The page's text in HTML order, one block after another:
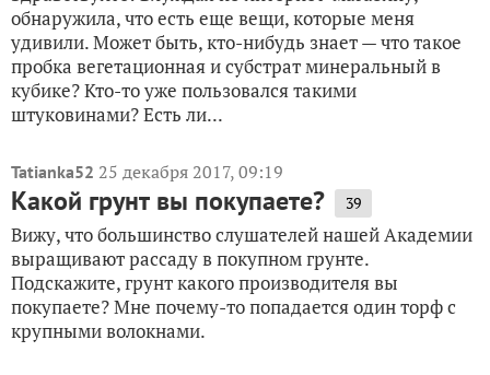
обнаружила, что есть еще вещи, которые меня
удивили. Может быть, кто-нибудь знает — что такое
пробка вегетационная и субстрат минеральный в
кубике? Кто-то уже пользовался такими
штуковинами? Есть ли...
Tatianka52 25 декабря 2017, 09:19
Какой грунт вы покупаете? 39
Вижу, что большинство слушателей нашей Академии
выращивают рассаду в покупном грунте.
Подскажите, грунт какого производителя вы
покупаете? Мне почему-то попадается один торф с
крупными волокнами.